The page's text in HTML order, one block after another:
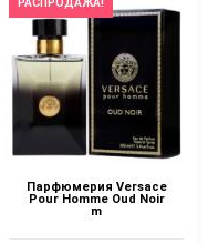
Парфюмерия Versace
Pour Homme Oud Noir
m